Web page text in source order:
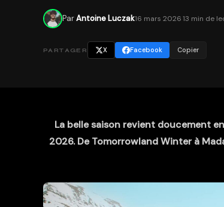
ParAntoine Luczak16 mars 202613 min de
PARTAGER X Facebook Copier
La belle saison revient doucement
2026. De Tomorrowland Winter à